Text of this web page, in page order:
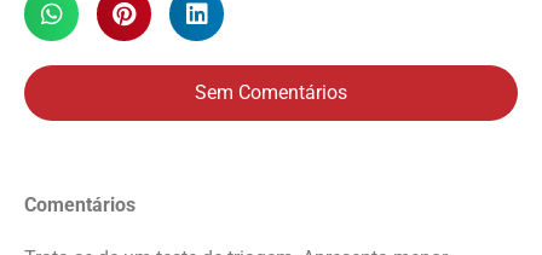
Sem Comentários
Comentários